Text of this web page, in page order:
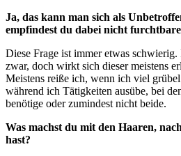
Ja, das kann man sich als
empfindest du dabei nicht
Diese Frage ist immer etwas
zwar, doch wirkt sich dieser meistens
Meistens reiße ich, wenn ich viel
während ich Tätigkeiten ausübe, bei
benötige oder zumindest nicht beide.
Was machst du mit den Haaren,
hast?